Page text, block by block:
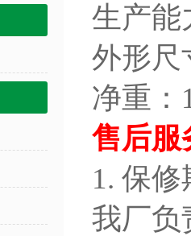
生产能
外形尺
净重：
售后服
1. 保
我厂负